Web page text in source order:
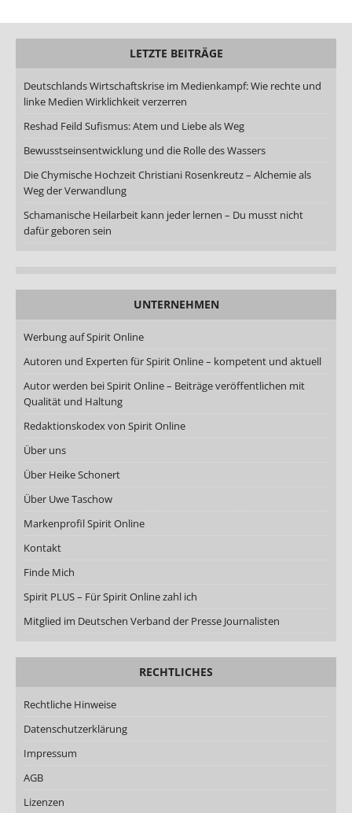
LETZTE BEITRÄGE
Deutschlands Wirtschaftskrise im Medienkampf: Wie rechte und
linke Medien Wirklichkeit verzerren
Reshad Feild Sufismus: Atem und Liebe als Weg
Bewusstseinsentwicklung und die Rolle des Wassers
Die Chymische Hochzeit Christiani Rosenkreutz – Alchemie als
Weg der Verwandlung
Schamanische Heilarbeit kann jeder lernen – Du musst nicht
dafür geboren sein
UNTERNEHMEN
Werbung auf Spirit Online
Autoren und Experten für Spirit Online – kompetent und aktuell
Autor werden bei Spirit Online – Beiträge veröffentlichen mit
Qualität und Haltung
Redaktionskodex von Spirit Online
Über uns
Über Heike Schonert
Über Uwe Taschow
Markenprofil Spirit Online
Kontakt
Finde Mich
Spirit PLUS – Für Spirit Online zahl ich
Mitglied im Deutschen Verband der Presse Journalisten
RECHTLICHES
Rechtliche Hinweise
Datenschutzerklärung
Impressum
AGB
Lizenzen